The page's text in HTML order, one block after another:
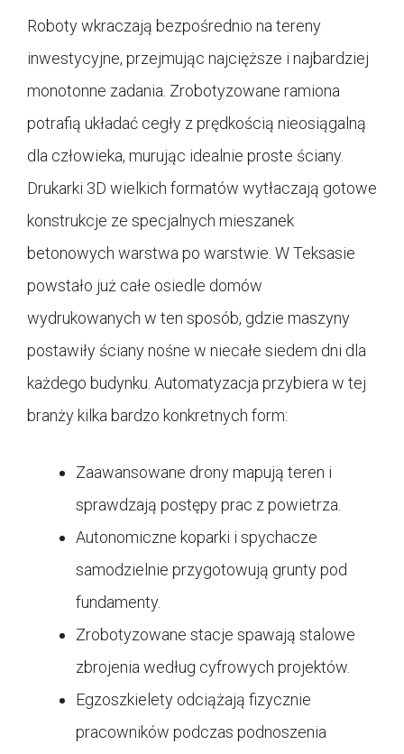
Roboty wkraczają bezpośrednio na tereny
inwestycyjne, przejmując najcięższe i najbardziej
monotonne zadania. Zrobotyzowane ramiona
potrafią układać cegły z prędkością nieosiągalną
dla człowieka, murując idealnie proste ściany.
Drukarki 3D wielkich formatów wytłaczają gotowe
konstrukcje ze specjalnych mieszanek
betonowych warstwa po warstwie. W Teksasie
powstało już całe osiedle domów
wydrukowanych w ten sposób, gdzie maszyny
postawiły ściany nośne w niecałe siedem dni dla
każdego budynku. Automatyzacja przybiera w tej
branży kilka bardzo konkretnych form:
Zaawansowane drony mapują teren i
sprawdzają postępy prac z powietrza.
Autonomiczne koparki i spychacze
samodzielnie przygotowują grunty pod
fundamenty.
Zrobotyzowane stacje spawają stalowe
zbrojenia według cyfrowych projektów.
Egzoszkielety odciążają fizycznie
pracowników podczas podnoszenia